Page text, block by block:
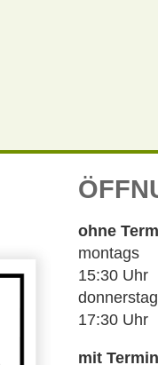
ohne
montags
15:30 Uhr
17:30 Uhr
mit